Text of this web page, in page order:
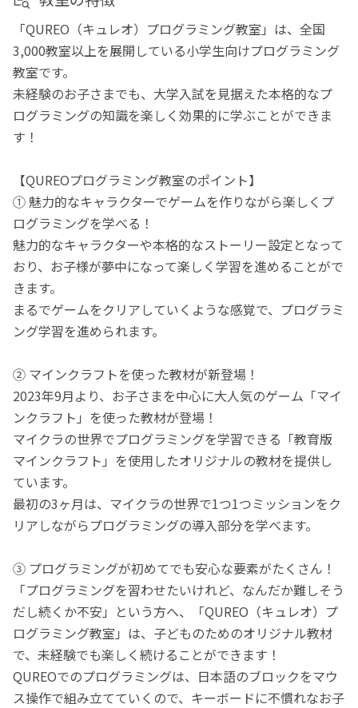
「QUREO（キュレオ）プログラミング教室」は、全国
3,000教室以上を展開している小学生向けプログラミング
教室です。
未経験のお子さまでも、大学入試を見据えた本格的なプ
ログラミングの知識を楽しく効果的に学ぶことができま
す！
【QUREOプログラミング教室のポイント】
① 魅力的なキャラクターでゲームを作りながら楽しくプ
ログラミングを学べる！
魅力的なキャラクターや本格的なストーリー設定となって
おり、お子様が夢中になって楽しく学習を進めることがで
きます。
まるでゲームをクリアしていくような感覚で、プログラミ
ング学習を進められます。
② マインクラフトを使った教材が新登場！
2023年9月より、お子さまを中心に大人気のゲーム「マイ
ンクラフト」を使った教材が登場！
マイクラの世界でプログラミングを学習できる「教育版
マインクラフト」を使用したオリジナルの教材を提供し
ています。
最初の3ヶ月は、マイクラの世界で1つ1つミッションをク
リアしながらプログラミングの導入部分を学べます。
③ プログラミングが初めてでも安心な要素がたくさん！
「プログラミングを習わせたいけれど、なんだか難しそう
だし続くか不安」という方へ、「QUREO（キュレオ）プ
ログラミング教室」は、子どものためのオリジナル教材
で、未経験でも楽しく続けることができます！
QUREOでのプログラミングは、日本語のブロックをマウ
ス操作で組み立てていくので、キーボードに不慣れなお子